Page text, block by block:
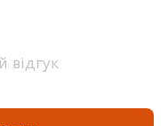
відгук